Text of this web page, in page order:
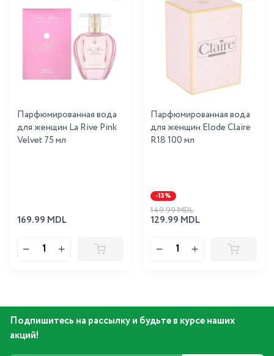
Парфюмированная вода
для женщин La Rive Pink
Velvet 75 мл
169.99 MDL
Парфюмированная вода
для женщин Elode Claire
R18 100 мл
-13%
129.99 MDL
149.99 MDL
Подпишитесь на рассылку и будьте в курсе наших
акций!